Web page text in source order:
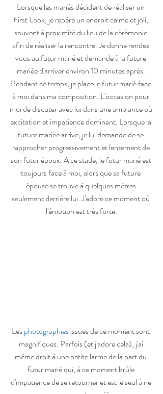
Lorsque les mariés décident de réaliser un
First Look, je repère un endroit calme et joli,
souvent à proximité du lieu de la cérémonie
afin de réaliser la rencontre. Je donne rendez
vous au futur marié et demande à la future
mariée d'arriver environ 10 minutes après.
Pendant ce temps, je place le futur marié face
à moi dans ma composition. L'occasion pour
moi de discuter avec lui dans une ambiance où
excitation et impatience dominent. Lorsque la
future mariée arrive, je lui demande de se
rapprocher progressivement et lentement de
son futur époux. A ce stade, le futur marié est
toujours face à moi, alors que sa future
épouse se trouve à quelques mètres
seulement derrière lui. J'adore ce moment où
l'émotion est très forte.
Les photographies issues de ce moment sont
magnifiques. Parfois (et j'adore cela), j'ai
même droit à une petite larme de la part du
futur marié qui, à ce moment brûle
d'impatience de se retourner et est le seul à ne